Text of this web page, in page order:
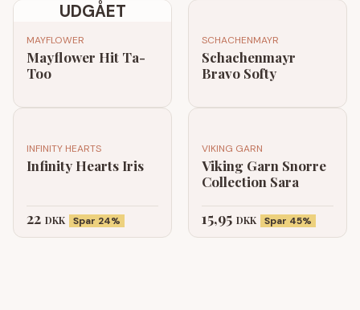
UDGÅET
MAYFLOWER
Mayflower Hit Ta-
Too
SCHACHENMAYR
Schachenmayr
Bravo Softy
INFINITY HEARTS
Infinity Hearts Iris
22 DKK Spar 24%
VIKING GARN
Viking Garn Snorre
Collection Sara
15,95 DKK Spar 45%